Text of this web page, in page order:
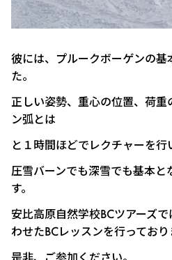
彼には、プルークボーゲンの
た。
正しい姿勢、重心の位置、荷重
ン弧とは
と１時間ほどでレクチャーを行
圧雪バーンでも深雪でも基本
す。
安比高原自然学校BCツアーズ
わせたBCレッスンを行っており